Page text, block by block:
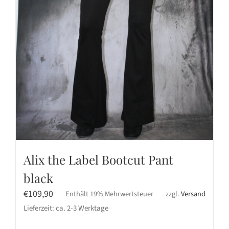
Alix the Label Bootcut Pant
black
€109,90 Enthält 19% Mehrwertsteuer zzgl.Versand
Lieferzeit: ca. 2-3 Werktage